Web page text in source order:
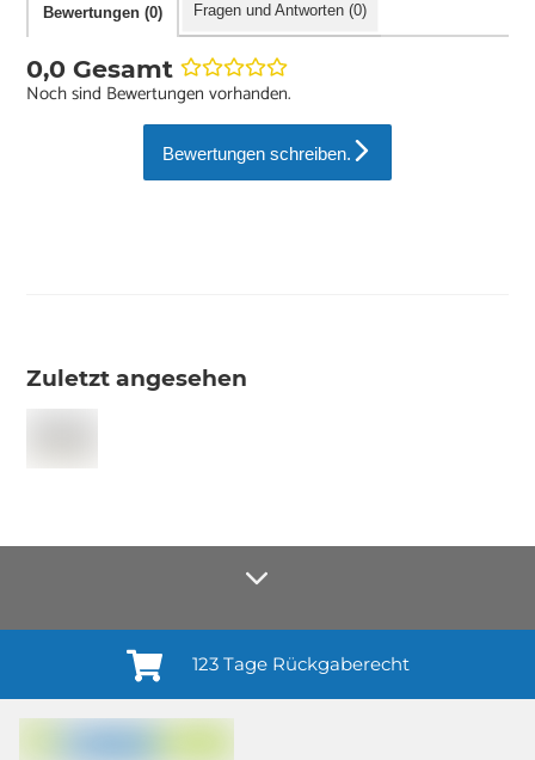
Bewertungen (0) Fragen und Antworten (0)
0,0 Gesamt
Noch sind Bewertungen vorhanden.
Bewertungen schreiben.
Zuletzt angesehen
Anmelden¹
123 Tage Rückgaberecht